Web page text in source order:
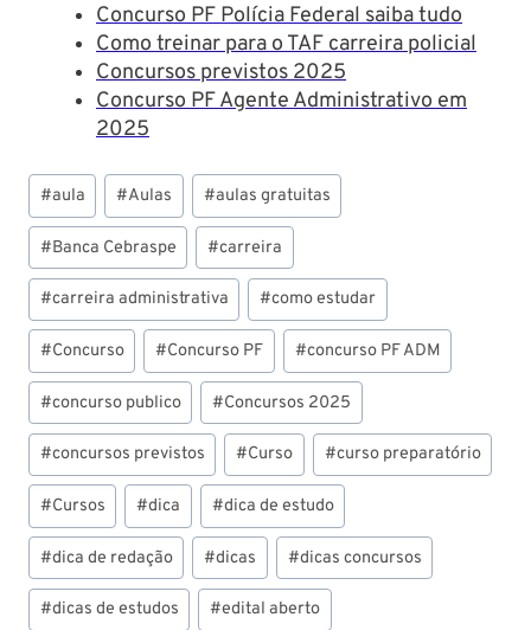
Concurso PF Polícia Federal saiba tudo
Como treinar para o TAF carreira policial
Concursos previstos 2025
Concurso PF Agente Administrativo em
2025
Tags
do
Post:
#aula #Aulas #aulas gratuitas
#Banca Cebraspe #carreira
#carreira administrativa #como estudar
#Concurso #Concurso PF #concurso PF ADM
#concurso publico #Concursos 2025
#concursos previstos #Curso #curso preparatório
#Cursos #dica #dica de estudo
#dica de redação #dicas #dicas concursos
#dicas de estudos #edital aberto